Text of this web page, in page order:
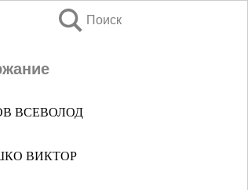
Поиск
ВСЕВОЛОД
ВИКТОР